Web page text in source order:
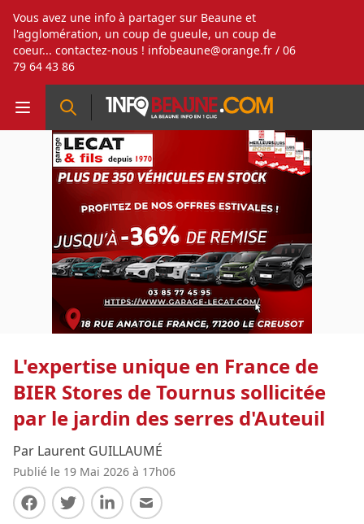
Vous avez une info à partager sur Beaune et
l'agglomération, un coup de gueule, un coup de
coeur... contactez-nous ! infobeaune@orange.fr / 06
79 64 43 86
L'expertise unique en France de
BIER Stores de Tournus sollicitée
par le jardin des serres d'Auteuil
Par Laurent GUILLAUMÉ
Publié le 19 Mai 2026 à 17h06
Partager sur Facebook
Partager sur Twitter
Partager sur LinkedIn
Partager par E-mail